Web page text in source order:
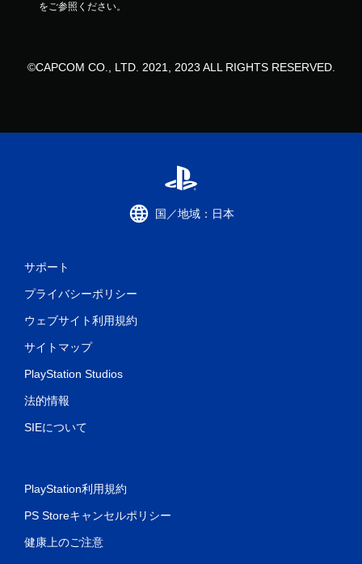
をご参照ください。
©CAPCOM CO., LTD. 2021, 2023 ALL RIGHTS RESERVED.
国／地域：日本
サポート
プライバシーポリシー
ウェブサイト利用規約
サイトマップ
PlayStation Studios
法的情報
SIEについて
PlayStation利用規約
PS Storeキャンセルポリシー
健康上のご注意